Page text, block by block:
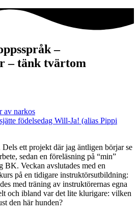
–
– tänk tvärtom
av narkos
födelsedag Will-Ja! (alias Pippi
ett projekt där jag äntligen börjar se
sedan en föreläsning på “min”
Veckan avslutades med en
på en tidigare instruktörsutbildning:
med träning av instruktörernas egna
och ibland var det lite klurigare: vilken
den här hunden?